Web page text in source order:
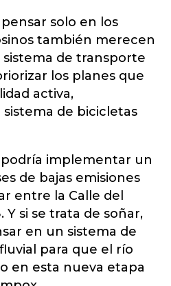
solo en los
también merecen
de transporte
los planes que
activa,
de bicicletas
implementar un
de bajas emisiones
entre la Calle del
Y si se trata de soñar,
en un sistema de
para que el río
en esta nueva etapa